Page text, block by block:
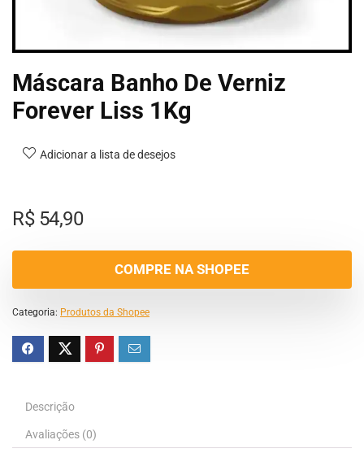
Máscara Banho De Verniz
Forever Liss 1Kg
Adicionar a lista de desejos
R$54,90
COMPRE NA SHOPEE
Categoria: Produtos da Shopee
Descrição
Avaliações (0)